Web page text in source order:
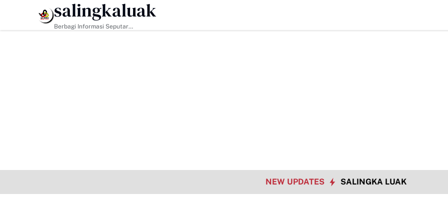
HEADLINE TMMD Ke-
salingkaluak
Berbagi Informasi Seputar
NEW UPDATES SALINGKA LUAK